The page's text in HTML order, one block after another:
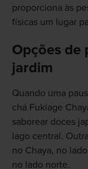
proporciona às
físicas um lugar
Opções de
jardim
Quando uma
chá Fukiage
saborear doces
lago central.
no Chaya, no
no lado norte.